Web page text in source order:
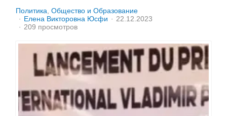
Политика Общество и Образование
Елена Викторовна Юсфи
22.12.2023
209 просмотров